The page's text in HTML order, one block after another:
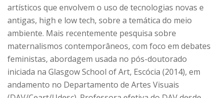
artísticos que envolvem o uso de tecnologias novas e
antigas, high e low tech, sobre a temática do meio
ambiente. Mais recentemente pesquisa sobre
maternalismos contemporâneos, com foco em debates
feministas, abordagem usada no pós-doutorado
iniciada na Glasgow School of Art, Escócia (2014), em
andamento no Departamento de Artes Visuais